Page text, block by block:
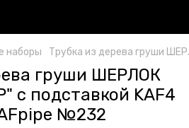
наборы Трубка из дерева груши
груши ШЕРЛОК
с подставкой KAF4
№232